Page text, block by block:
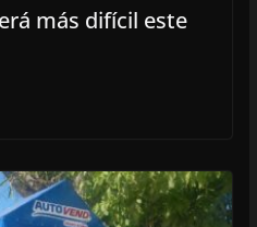
más difícil este